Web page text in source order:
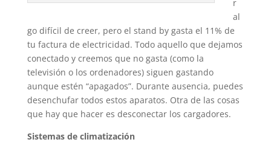
r
al
go difícil de creer, pero el stand by gasta el 11% de
tu factura de electricidad. Todo aquello que dejamos
conectado y creemos que no gasta (como la
televisión o los ordenadores) siguen gastando
aunque estén “apagados”. Durante ausencia, puedes
desenchufar todos estos aparatos. Otra de las cosas
que hay que hacer es desconectar los cargadores.
Sistemas de climatización